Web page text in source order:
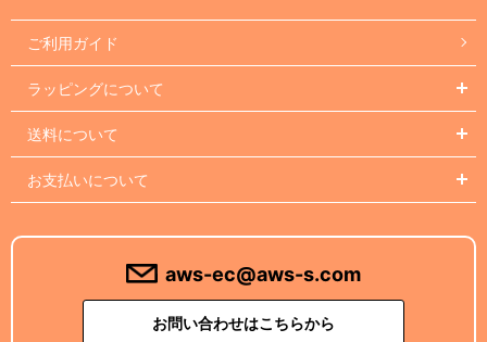
ご利用ガイド
ラッピングについて
送料について
お支払いについて
aws-ec@aws-s.com
お問い合わせはこちらから